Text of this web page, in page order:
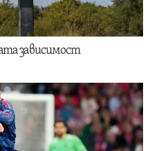
зависимост